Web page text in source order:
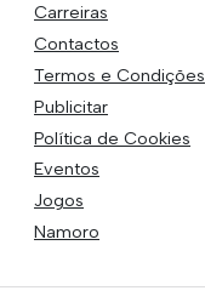
Carreiras
Contactos
Termos e Condições
Publicitar
Política de Cookies
Eventos
Jogos
Namoro